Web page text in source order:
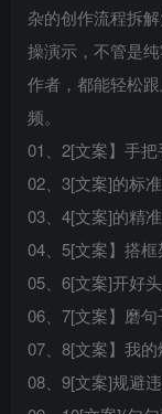
杂的创作流程拆
操演示，不管是
作者，都能轻松
频。
01、2[文案】手
02、3[文案]的标
03、4[文案]的精
04、5[文案】搭
05、6[文案]开好
06、7[文案】磨
07、8[文案】我
08、9[文案]规避